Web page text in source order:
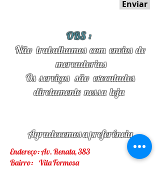
Enviar
OBS :
Não trabalhamos com envios de
mercadorias
Os serviços sãoexecutados
diretamente nessa loja
Agradecemos a preferência
Endereço: Av. Renata, 383
Bairro: Vila Formosa